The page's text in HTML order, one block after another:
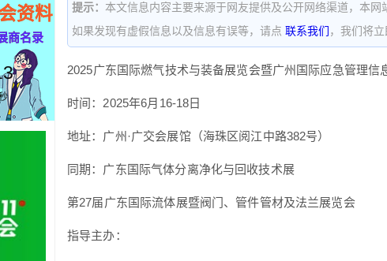
提示： 本文信息内容主要来源于网友提供及公开网络渠道，本
如果发现有虚假信息以及信息有误等，请点 联系我们 ，我们将立
2025广东国际燃气技术与装备展览会暨广州国际应急管理信
时间：2025年6月16-18日
地址：广州·广交会展馆（海珠区阅江中路382号）
同期：广东国际气体分离净化与回收技术展
第27届广东国际流体展暨阀门、管件管材及法兰展览会
指导主办：
资料
商名录